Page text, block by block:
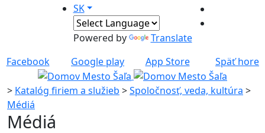
SK
Powered by
Translate
Facebook
Google play App Store Späť hore
> Katalóg firiem a služieb >Spoločnosť, veda, kultúra >
Médiá
Médiá